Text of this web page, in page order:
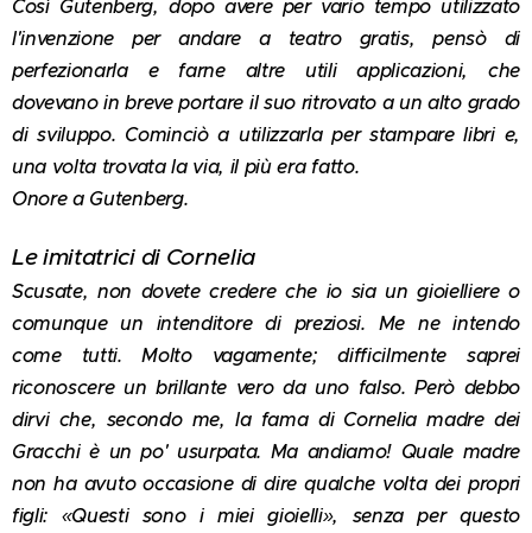
Così Gutenberg, dopo avere per vario tempo utilizzato
l'invenzione per andare a teatro gratis, pensò di
perfezionarla e farne altre utili applicazioni, che
dovevano in breve portare il suo ritrovato a un alto grado
di sviluppo. Cominciò a utilizzarla per stampare libri e,
una volta trovata la via, il più era fatto.
Onore a Gutenberg.
Le imitatrici di Cornelia
Scusate, non dovete credere che io sia un gioielliere o
comunque un intenditore di preziosi. Me ne intendo
come tutti. Molto vagamente; difficilmente saprei
riconoscere un brillante vero da uno falso. Però debbo
dirvi che, secondo me, la fama di Cornelia madre dei
Gracchi è un po' usurpata. Ma andiamo! Quale madre
non ha avuto occasione di dire qualche volta dei propri
figli: «Questi sono i miei gioielli», senza per questo